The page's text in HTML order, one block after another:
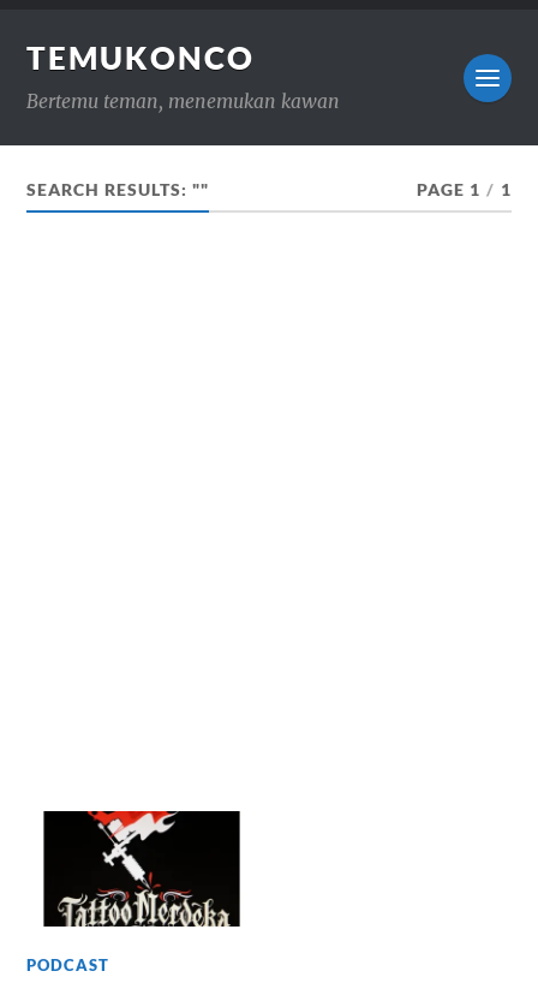
TEMUKONCO
Bertemu teman, menemukan kawan
SEARCH RESULTS: "" PAGE 1 / 1
PODCAST